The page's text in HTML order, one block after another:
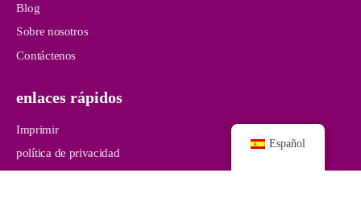
Blog
Sobre nosotros
Contáctenos
enlaces rápidos
Imprimir
política de privacidad
Español